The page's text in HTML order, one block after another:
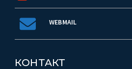
WEBMAIL
КОНТАКТ